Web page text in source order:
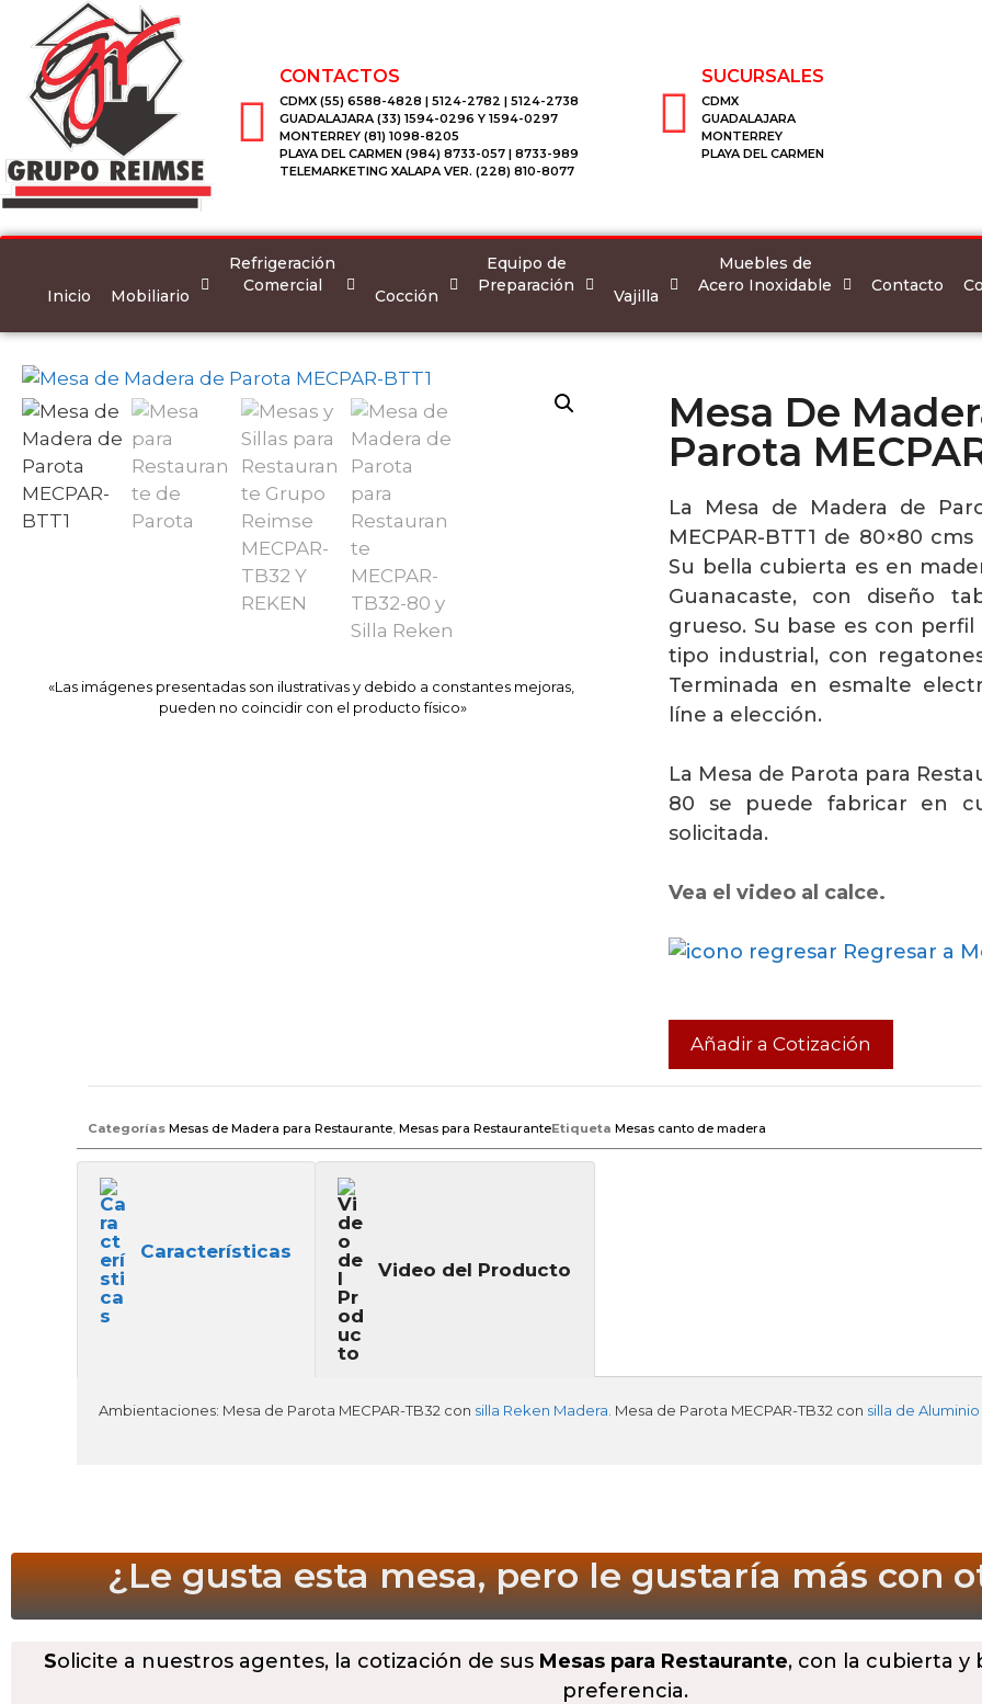
CONTACTOS
CDMX (55) 6588-4828 | 5124-2782 | 5124-2738
GUADALAJARA (33) 1594-0296 Y 1594-0297
MONTERREY (81) 1098-8205
PLAYA DEL CARMEN (984) 8733-057 | 8733-989
TELEMARKETING XALAPA VER. (228) 810-8077
SUCURSALES
CDMX
GUADALAJARA
MONTERREY
PLAYA DEL CARMEN
Inicio Mobiliario
Refrigeración
Comercial
Cocción
Equipo de
Preparación
Vajilla
Muebles de
Acero Inoxidable
Contacto
«Las imágenes presentadas son ilustrativas y debido a constantes mejoras,
pueden no coincidir con el producto físico»
Mesa De
Parota
La Mesa de Madera de
MECPAR-BTT1 de 80×80
Su bella cubierta es en
Guanacaste, con diseño
grueso. Su base es con
tipo industrial, con
Terminada en esmalte
líne a elección.
La Mesa de Parota para
80 se puede fabricar en
solicitada.
Vea el video al calce.
Regresar a
Añadir a Cotización
Categorías Mesas de Madera para Restaurante, Mesas para RestauranteEtiqueta Mesas canto de madera
Características
Video del Producto
Ambientaciones: Mesa de Parota MECPAR-TB32 con silla Reken Madera. Mesa de Parota MECPAR-TB32 con silla de
¿Le gusta esta mesa, pero le gustaría más con
Solicite a nuestros agentes, la cotización de sus Mesas para Restaurante, con la cubierta y
preferencia.